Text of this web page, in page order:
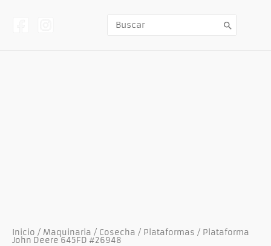
Buscar
por:
Inicio / Maquinaria / Cosecha / Plataformas / Plataforma
John Deere 645FD #26948